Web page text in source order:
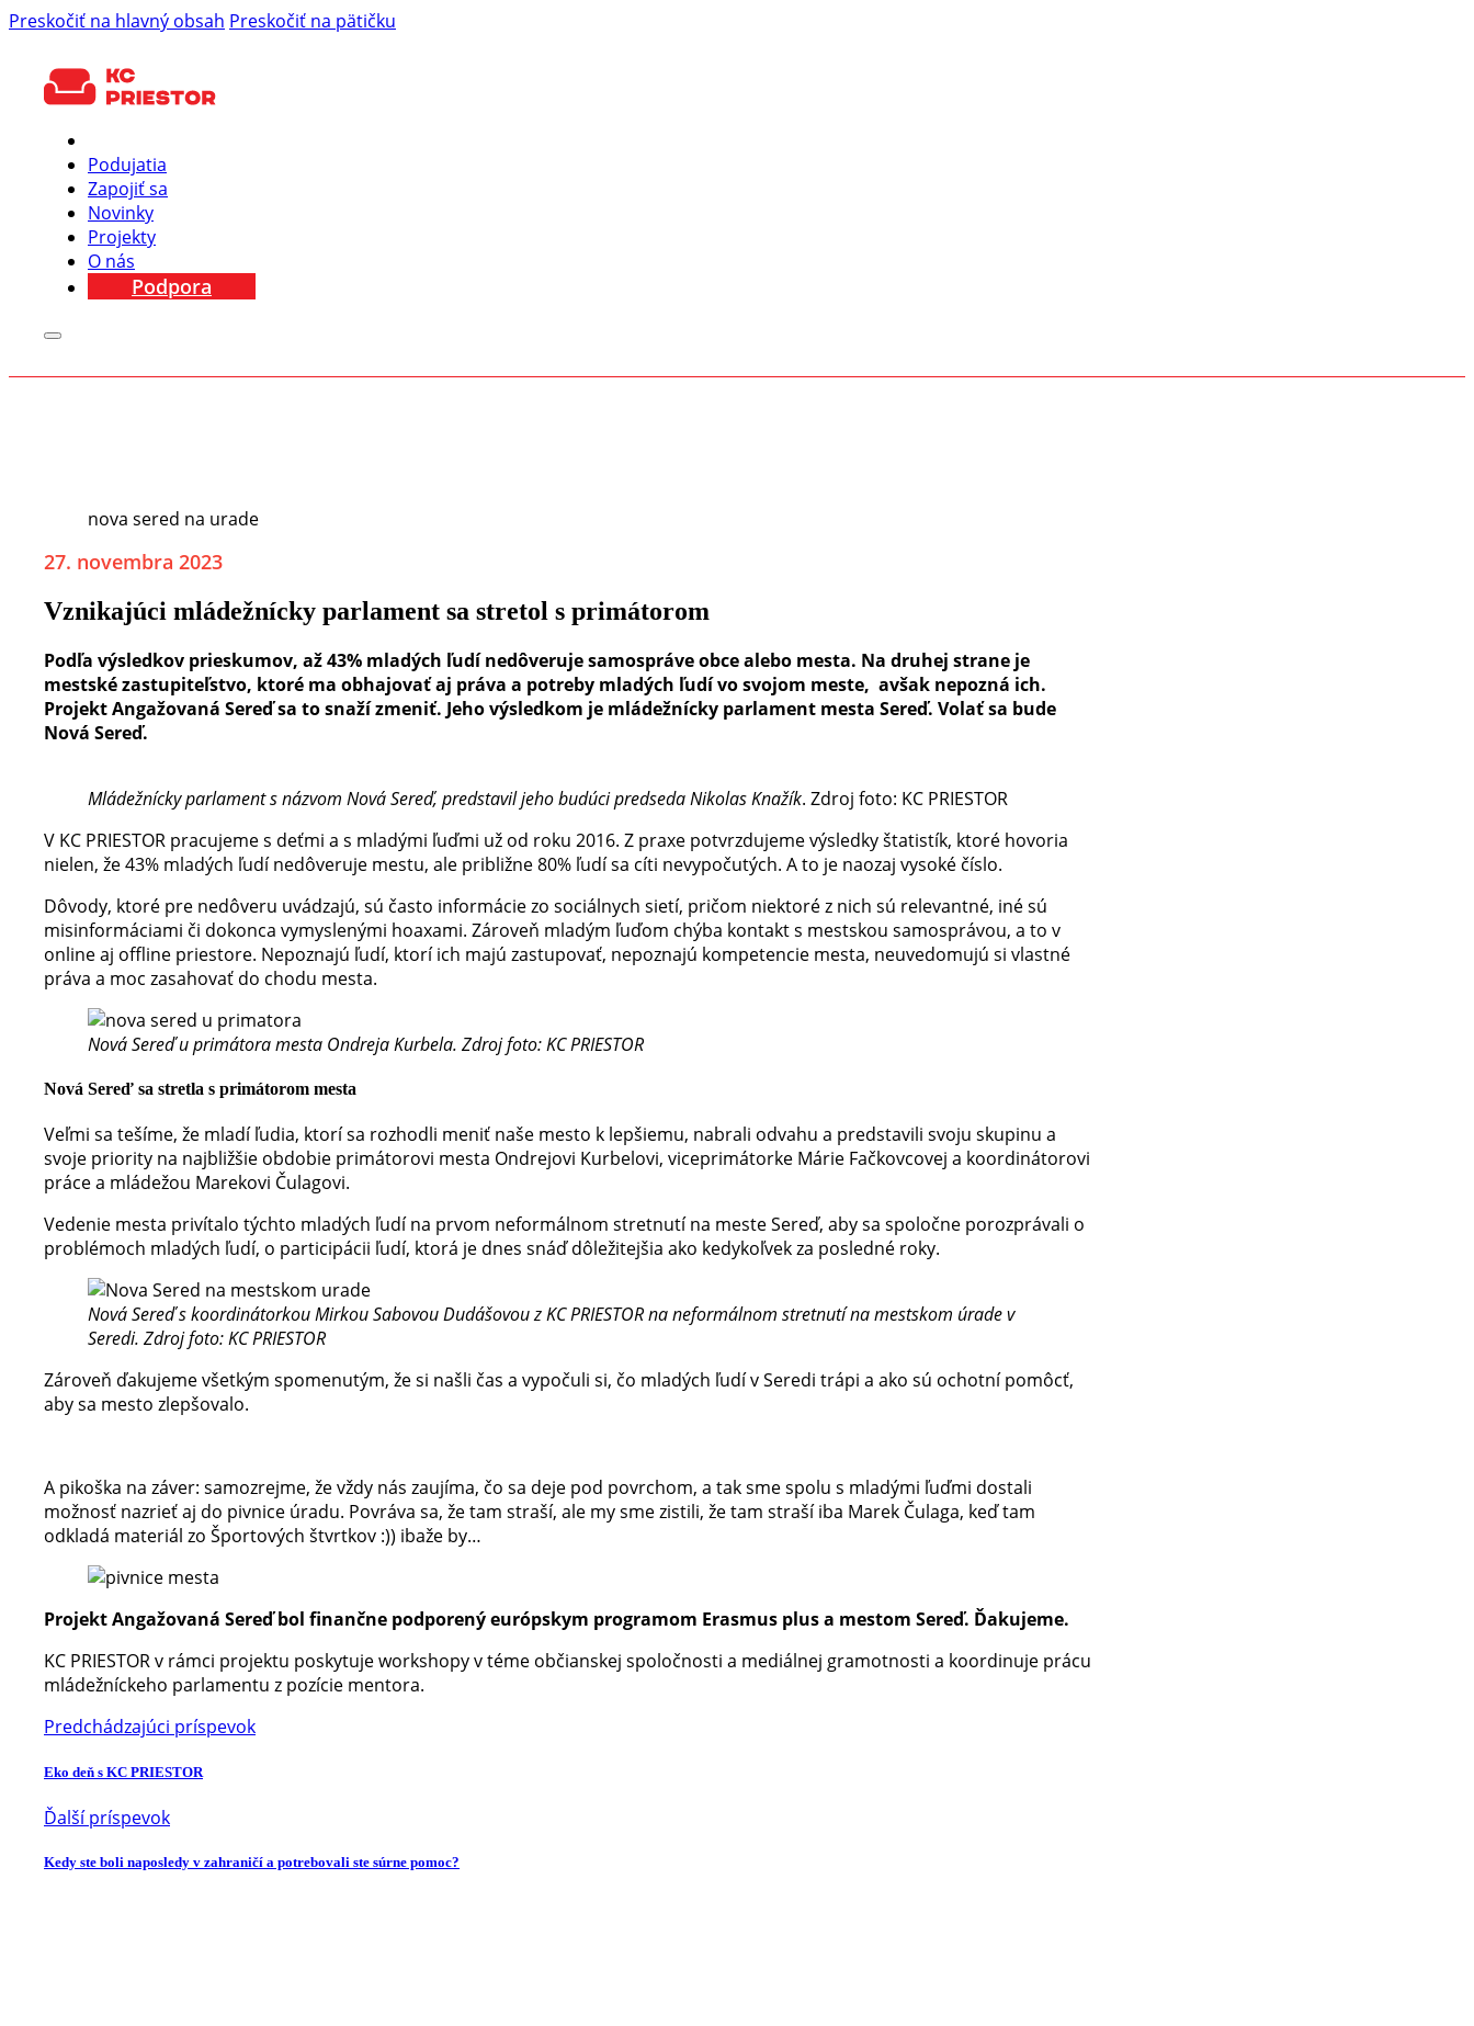
Preskočiť na hlavný obsah Preskočiť na pätičku
Podujatia
Zapojiť sa
Novinky
Projekty
O nás
Podpora
nova sered na urade
27. novembra 2023
Vznikajúci mládežnícky parlament sa stretol s primátorom
Podľa výsledkov prieskumov, až 43% mladých ľudí nedôveruje samospráve obce alebo mesta. Na druhej strane je
mestské zastupiteľstvo, ktoré ma obhajovať aj práva a potreby mladých ľudí vo svojom meste, avšak nepozná ich.
Projekt Angažovaná Sereď sa to snaží zmeniť. Jeho výsledkom je mládežnícky parlament mesta Sereď. Volať sa bude
Nová Sereď.
Mládežnícky parlament s názvom Nová Sereď, predstavil jeho budúci predseda Nikolas Knažík. Zdroj foto: KC PRIESTOR
V KC PRIESTOR pracujeme s deťmi a s mladými ľuďmi už od roku 2016. Z praxe potvrzdujeme výsledky štatistík, ktoré hovoria
nielen, že 43% mladých ľudí nedôveruje mestu, ale približne 80% ľudí sa cíti nevypočutých. A to je naozaj vysoké číslo.
Dôvody, ktoré pre nedôveru uvádzajú, sú často informácie zo sociálnych sietí, pričom niektoré z nich sú relevantné, iné sú
misinformáciami či dokonca vymyslenými hoaxami. Zároveň mladým ľuďom chýba kontakt s mestskou samosprávou, a to v
online aj offline priestore. Nepoznajú ľudí, ktorí ich majú zastupovať, nepoznajú kompetencie mesta, neuvedomujú si vlastné
práva a moc zasahovať do chodu mesta.
Nová Sereď u primátora mesta Ondreja Kurbela. Zdroj foto: KC PRIESTOR
Nová Sereď sa stretla s primátorom mesta
Veľmi sa tešíme, že mladí ľudia, ktorí sa rozhodli meniť naše mesto k lepšiemu, nabrali odvahu a predstavili svoju skupinu a
svoje priority na najbližšie obdobie primátorovi mesta Ondrejovi Kurbelovi, viceprimátorke Márie Fačkovcovej a koordinátorovi
práce a mládežou Marekovi Čulagovi.
Vedenie mesta privítalo týchto mladých ľudí na prvom neformálnom stretnutí na meste Sereď, aby sa spoločne porozprávali o
problémoch mladých ľudí, o participácii ľudí, ktorá je dnes snáď dôležitejšia ako kedykoľvek za posledné roky.
Nová Sereď s koordinátorkou Mirkou Sabovou Dudášovou z KC PRIESTOR na neformálnom stretnutí na mestskom úrade v
Seredi. Zdroj foto: KC PRIESTOR
Zároveň ďakujeme všetkým spomenutým, že si našli čas a vypočuli si, čo mladých ľudí v Seredi trápi a ako sú ochotní pomôcť,
aby sa mesto zlepšovalo.
A pikoška na záver: samozrejme, že vždy nás zaujíma, čo sa deje pod povrchom, a tak sme spolu s mladými ľuďmi dostali
možnosť nazrieť aj do pivnice úradu. Povráva sa, že tam straší, ale my sme zistili, že tam straší iba Marek Čulaga, keď tam
odkladá materiál zo Športových štvrtkov :)) ibaže by…
Projekt Angažovaná Sereď bol finančne podporený európskym programom Erasmus plus a mestom Sereď. Ďakujeme.
KC PRIESTOR v rámci projektu poskytuje workshopy v téme občianskej spoločnosti a mediálnej gramotnosti a koordinuje prácu
mládežníckeho parlamentu z pozície mentora.
Predchádzajúci príspevok
Eko deň s KC PRIESTOR
Ďalší príspevok
Kedy ste boli naposledy v zahraničí a potrebovali ste súrne pomoc?